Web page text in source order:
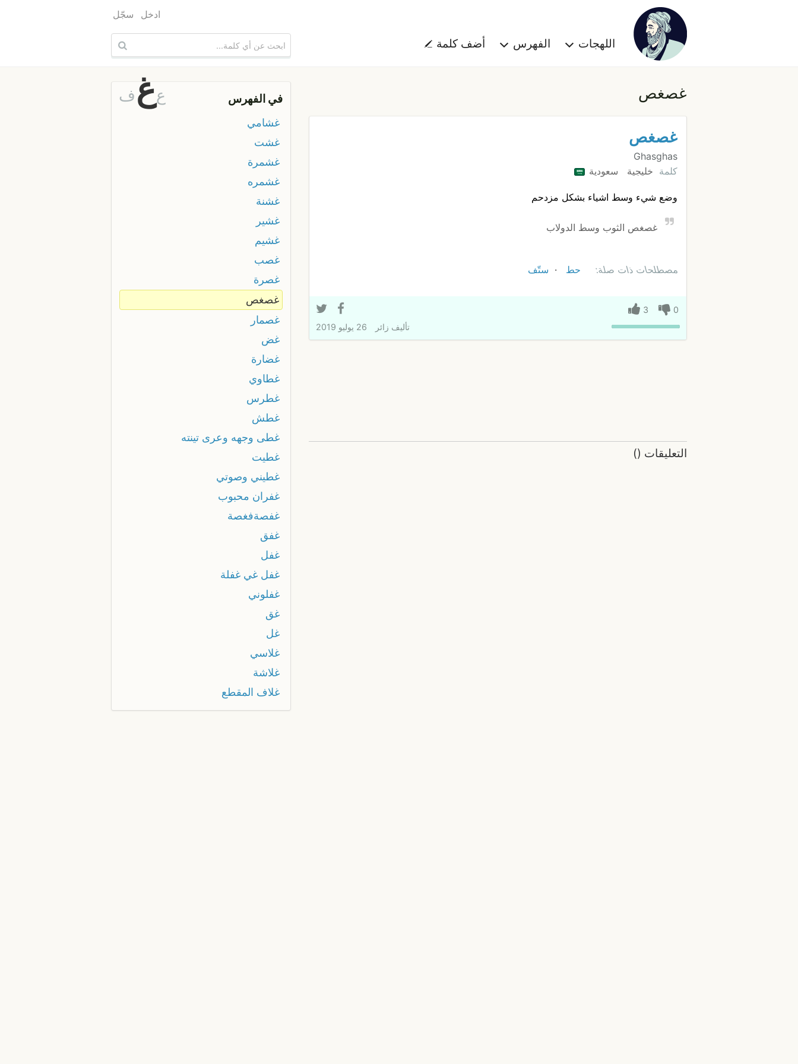
اللهجات الفهرس أضف كلمة
ادخل سجّل
غصغص
غصغص
Ghasghas
كلمة خليجية سعودية
وضع شيء وسط اشياء بشكل مزدحم
غصغص الثوب وسط الدولاب
مصطلحات ذات صلة: حط ستّف
0
3
تأليف زائر 26 يوليو 2019
التعليقات (
)
في الفهرس عغف
غشامي
غشت
غشمرة
غشمره
غشنة
غشير
غشيم
غصب
غصرة
غصغص
غصمار
غض
غضارة
غطاوي
غطرس
غطش
غطى وجهه وعرى تينته
غطيت
غطيني وصوتي
غفران محبوب
غفصةفغصة
غفق
غفل
غفل غي غفلة
غفلوني
غق
غل
غلاسي
غلاشة
غلاف المقطع